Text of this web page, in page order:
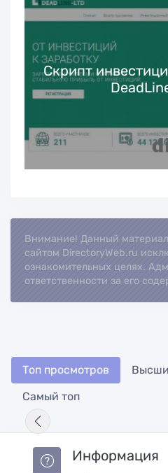
Скрипт
Внимание! Данный
сайтом DirectoryWeb.ru
ознакомительных целях.
ответственности за его
Топ просмотров
Самый топ
Информация